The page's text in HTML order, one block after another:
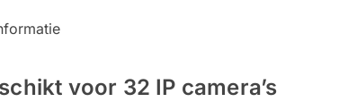
voor 32 IP camera’s